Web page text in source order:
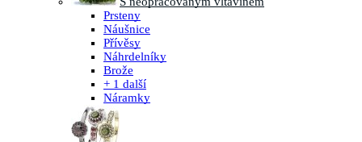
Prsteny
Náušnice
Přívěsy
Náhrdelníky
Brože
+ 1 další
Náramky